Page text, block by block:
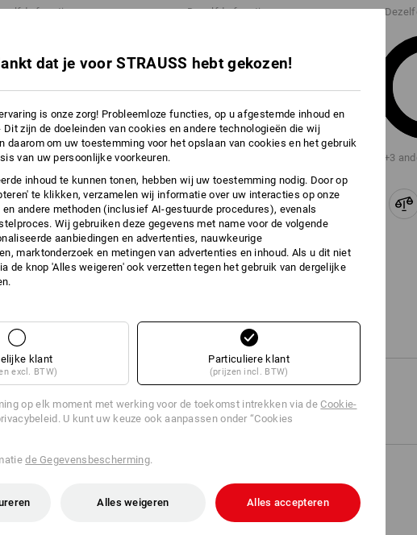
Gegevensblad
functies:
22
Dezelfde functies:
20
+3
dat je voor STRAUSS hebt gekozen!
is onze zorg! Probleemloze functies, op u afgestemde inhoud en
Dit zijn de doeleinden van cookies en andere technologieën die wij
daarom om uw toestemming voor het opslaan van cookies en het gebruik
van uw persoonlijke voorkeuren.
inhoud te kunnen tonen, hebben wij uw toestemming nodig. Door op
te klikken, verzamelen wij informatie over uw interacties op onze
andere methoden (inclusief AI-gestuurde procedures), evenals
Wij gebruiken deze gegevens met name voor de volgende
aanbiedingen en advertenties, nauwkeurige
marktonderzoek en metingen van advertenties en inhoud. Als u dit niet
de knop 'Alles weigeren' ook verzetten tegen het gebruik van dergelijke
klant
excl. BTW)
Particuliere klant
(prijzen incl. BTW)
op elk moment met werking voor de toekomst intrekken via deCookie-
U kunt uw keuze ook aanpassen onder “Cookies
de Gegevensbescherming.
Alles weigeren Alles accepteren